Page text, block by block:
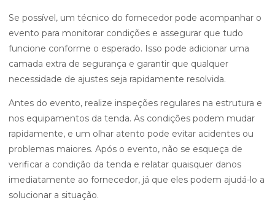
Se possível, um técnico do fornecedor pode acompanhar o
evento para monitorar condições e assegurar que tudo
funcione conforme o esperado. Isso pode adicionar uma
camada extra de segurança e garantir que qualquer
necessidade de ajustes seja rapidamente resolvida.
Antes do evento, realize inspeções regulares na estrutura e
nos equipamentos da tenda. As condições podem mudar
rapidamente, e um olhar atento pode evitar acidentes ou
problemas maiores. Após o evento, não se esqueça de
verificar a condição da tenda e relatar quaisquer danos
imediatamente ao fornecedor, já que eles podem ajudá-lo a
solucionar a situação.